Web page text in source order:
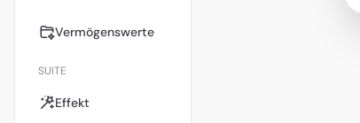
Vermögenswerte
SUITE
Effekt